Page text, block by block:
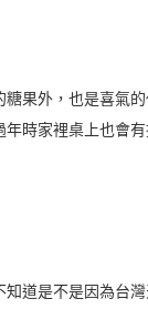
糖果外，也是喜氣
年時家裡桌上也會
知道是不是因為台